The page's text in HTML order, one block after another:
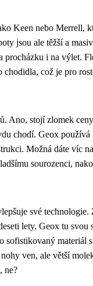
Keen nebo Merrell,
jsou ale těžší a
procházku i na výlet.
což je pro
Ano, stojí zlomek
chodí. Geox používá
Možná dáte víc
sourozenci,
své technologie.
lety, Geox tu svou
sofistikovaný materiál
ven, ale větší
ne?